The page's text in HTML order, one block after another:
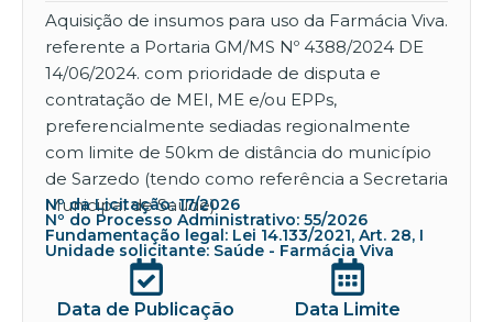
Aquisição de insumos para uso da Farmácia Viva.
referente a Portaria GM/MS Nº 4388/2024 DE
14/06/2024. com prioridade de disputa e
contratação de MEI, ME e/ou EPPs,
preferencialmente sediadas regionalmente
com limite de 50km de distância do município
de Sarzedo (tendo como referência a Secretaria
Municipal de Saúde)
Nº da Licitação: 17/2026
Nº do Processo Administrativo: 55/2026
Fundamentação legal: Lei 14.133/2021, Art. 28, I
Unidade solicitante: Saúde - Farmácia Viva
Data de Publicação Data Limite